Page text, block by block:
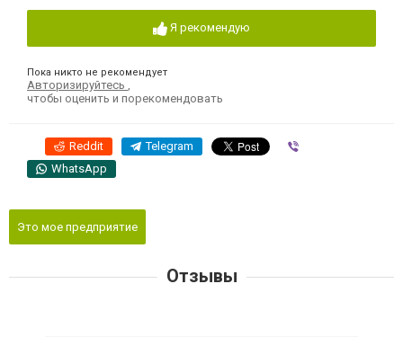
Я рекомендую
Пока никто не рекомендует
Авторизируйтесь
чтобы оценить и порекомендовать
Reddit Telegram
WhatsApp
Это мое предприятие
Отзывы